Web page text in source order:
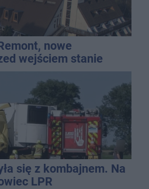
nowe
wejściem stanie
się z kombajnem. Na
LPR